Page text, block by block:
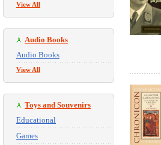
View All
Audio Books
Audio Books
View All
Toys and Souvenirs
Educational
Games